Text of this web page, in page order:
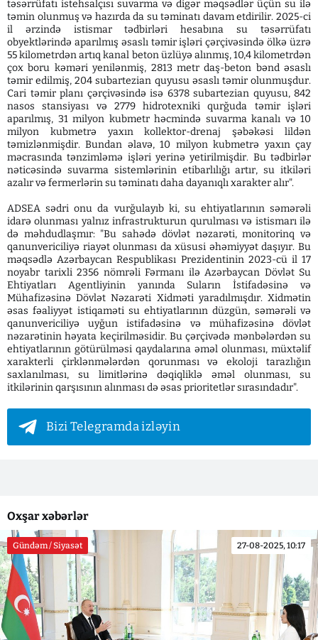
təsərrüfatı istehsalçısı suvarma və digər məqsədlər üçün su ilə
təmin olunmuş və hazırda da su təminatı davam etdirilir. 2025-ci
il ərzində istismar tədbirləri hesabına su təsərrüfatı
obyektlərində aparılmış əsaslı təmir işləri çərçivəsində ölkə üzrə
55 kilometrdən artıq kanal beton üzlüyə alınmış, 10,4 kilometrdən
çox boru kəməri yenilənmiş, 2813 metr daş-beton bənd əsaslı
təmir edilmiş, 204 subartezian quyusu əsaslı təmir olunmuşdur.
Cari təmir planı çərçivəsində isə 6378 subartezian quyusu, 842
nasos stansiyası və 2779 hidrotexniki qurğuda təmir işləri
aparılmış, 31 milyon kubmetr həcmində suvarma kanalı və 10
milyon kubmetrə yaxın kollektor-drenaj şəbəkəsi lildən
təmizlənmişdir. Bundan əlavə, 10 milyon kubmetrə yaxın çay
məcrasında tənzimləmə işləri yerinə yetirilmişdir. Bu tədbirlər
nəticəsində suvarma sistemlərinin etibarlılığı artır, su itkiləri
azalır və fermerlərin su təminatı daha dayanıqlı xarakter alır".
ADSEA sədri onu da vurğulayıb ki, su ehtiyatlarının səmərəli
idarə olunması yalnız infrastrukturun qurulması və istismarı ilə
də məhdudlaşmır: "Bu sahədə dövlət nəzarəti, monitorinq və
qanunvericiliyə riayət olunması da xüsusi əhəmiyyət daşıyır. Bu
məqsədlə Azərbaycan Respublikası Prezidentinin 2023-cü il 17
noyabr tarixli 2356 nömrəli Fərmanı ilə Azərbaycan Dövlət Su
Ehtiyatları Agentliyinin yanında Suların İstifadəsinə və
Mühafizəsinə Dövlət Nəzarəti Xidməti yaradılmışdır. Xidmətin
əsas fəaliyyət istiqaməti su ehtiyatlarının düzgün, səmərəli və
qanunvericiliyə uyğun istifadəsinə və mühafizəsinə dövlət
nəzarətinin həyata keçirilməsidir. Bu çərçivədə mənbələrdən su
ehtiyatlarının götürülməsi qaydalarına əməl olunması, müxtəlif
xarakterli çirklənmələrdən qorunması və ekoloji tarazlığın
saxlanılması, su limitlərinə dəqiqliklə əməl olunması, su
itkilərinin qarşısının alınması də əsas prioritetlər sırasındadır".
Bizi Telegramda izləyin
Oxşar xəbərlər
Gündəm / Siyasət 27-08-2025, 10:17